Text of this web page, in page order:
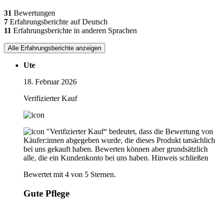
31 Bewertungen
7 Erfahrungsberichte auf Deutsch
11 Erfahrungsberichte in anderen Sprachen
Alle Erfahrungsberichte anzeigen
Ute
18. Februar 2026
Verifizierter Kauf
"Verifizierter Kauf“ bedeutet, dass die Bewertung von
Käufer:innen abgegeben wurde, die dieses Produkt tatsächlich
bei uns gekauft haben. Bewerten können aber grundsätzlich
alle, die ein Kundenkonto bei uns haben. Hinweis schließen
Bewertet mit 4 von 5 Sternen.
Gute Pflege